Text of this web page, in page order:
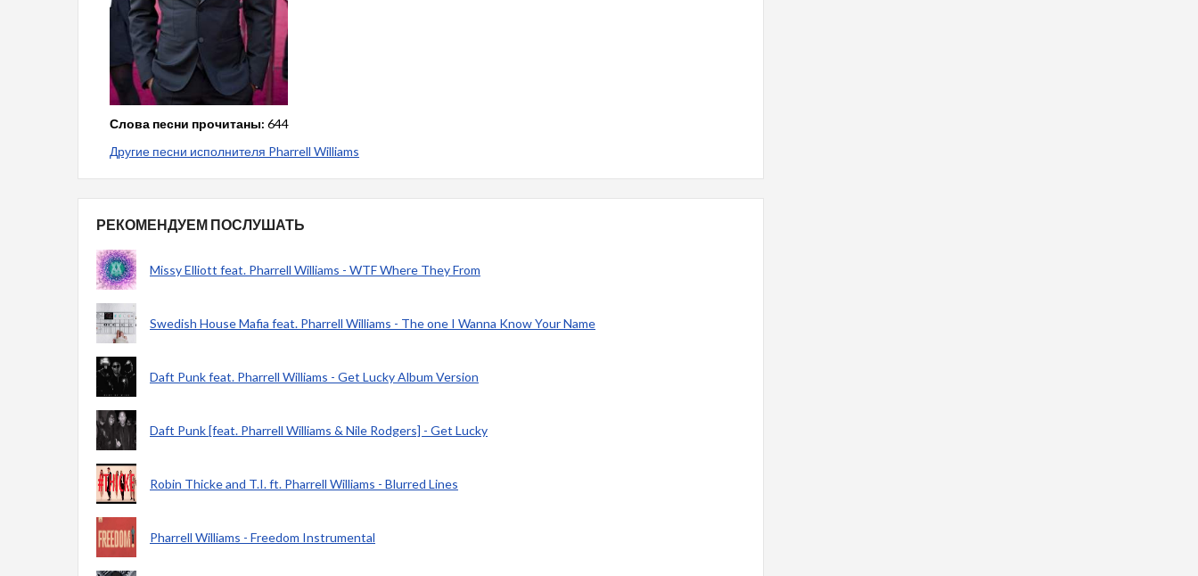
Слова песни прочитаны: 644
Другие песни исполнителя Pharrell Williams
РЕКОМЕНДУЕМ ПОСЛУШАТЬ
Missy Elliott feat. Pharrell Williams - WTF Where They From
Swedish House Mafia feat. Pharrell Williams - The one I Wanna Know Your Name
Daft Punk feat. Pharrell Williams - Get Lucky Album Version
Daft Punk [feat. Pharrell Williams & Nile Rodgers] - Get Lucky
Robin Thicke and T.I. ft. Pharrell Williams - Blurred Lines
Pharrell Williams - Freedom Instrumental